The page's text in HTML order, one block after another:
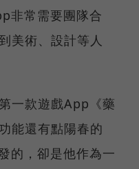
非常需要團隊合
美術、設計等人
一款遊戲App《藥
能還有點陽春的
的，卻是他作為一